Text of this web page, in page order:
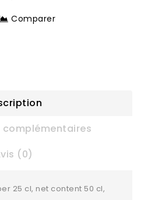
Comparer
(0)
25 cl, net content 50 cl,